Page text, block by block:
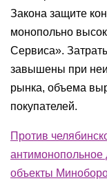
Закона защите
монопольно
Сервиса».
завышены при
рынка, объема
покупателей.
Против
антимонопольное
объекты